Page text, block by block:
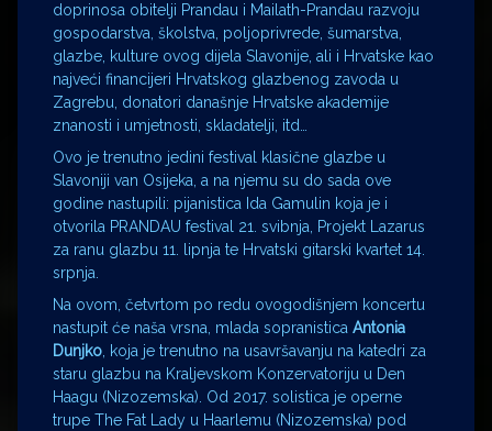
doprinosa obitelji Prandau i Mailath-Prandau razvoju
gospodarstva, školstva, poljoprivrede, šumarstva,
glazbe, kulture ovog dijela Slavonije, ali i Hrvatske kao
najveći financijeri Hrvatskog glazbenog zavoda u
Zagrebu, donatori današnje Hrvatske akademije
znanosti i umjetnosti, skladatelji, itd…
Ovo je trenutno jedini festival klasične glazbe u
Slavoniji van Osijeka, a na njemu su do sada ove
godine nastupili: pijanistica Ida Gamulin koja je i
otvorila PRANDAU festival 21. svibnja, Projekt Lazarus
za ranu glazbu 11. lipnja te Hrvatski gitarski kvartet 14.
srpnja.
Na ovom, četvrtom po redu ovogodišnjem koncertu
nastupit će naša vrsna, mlada sopranistica Antonia
Dunjko, koja je trenutno na usavršavanju na katedri za
staru glazbu na Kraljevskom Konzervatoriju u Den
Haagu (Nizozemska). Od 2017. solistica je operne
trupe The Fat Lady u Haarlemu (Nizozemska) pod